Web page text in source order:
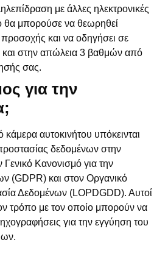
με άλλες ηλεκτρονικές
θα μπορούσε να θεωρηθεί
και να οδηγήσει σε
και στην απώλεια 3 βαθμών από
σας.
για την
αυτοκινήτου υπόκεινται
δεδομένων στην
Γενικό Κανονισμό για την
(GDPR) και στον Οργανικό
Δεδομένων (LOPDGDD). Αυτοί
τρόπο με τον οποίο μπορούν να
για την εγγύηση του